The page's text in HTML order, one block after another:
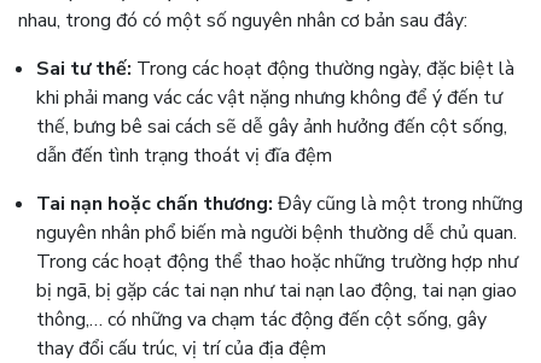
nhau, trong đó có một số nguyên nhân cơ bản sau đây:
Sai tư thế: Trong các hoạt động thường ngày, đặc biệt là
khi phải mang vác các vật nặng nhưng không để ý đến tư
thế, bưng bê sai cách sẽ dễ gây ảnh hưởng đến cột sống,
dẫn đến tình trạng thoát vị đĩa đệm
Tai nạn hoặc chấn thương: Đây cũng là một trong những
nguyên nhân phổ biến mà người bệnh thường dễ chủ quan.
Trong các hoạt động thể thao hoặc những trường hợp như
bị ngã, bị gặp các tai nạn như tai nạn lao động, tai nạn giao
thông,… có những va chạm tác động đến cột sống, gây
thay đổi cấu trúc, vị trí của địa đệm